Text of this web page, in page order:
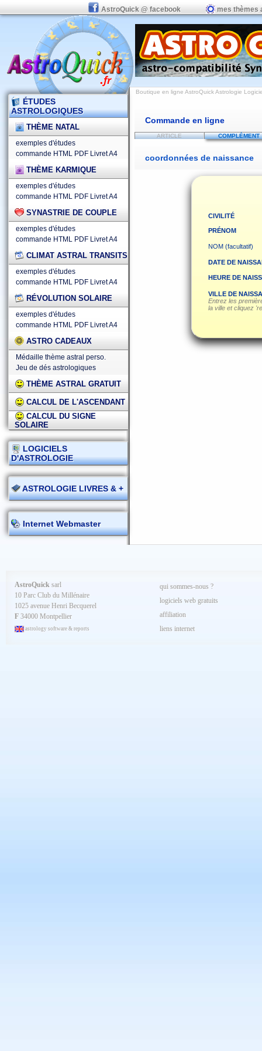
AstroQuick @ facebook mes thèmes
ÉTUDES
ASTROLOGIQUES
THÈME NATAL
exemples d'études
commande HTML PDF Livret A4
THÈME KARMIQUE
exemples d'études
commande HTML PDF Livret A4
SYNASTRIE DE COUPLE
exemples d'études
commande HTML PDF Livret A4
CLIMAT ASTRAL TRANSITS
exemples d'études
commande HTML PDF Livret A4
RÉVOLUTION SOLAIRE
exemples d'études
commande HTML PDF Livret A4
ASTRO CADEAUX
Médaille thème astral perso.
Jeu de dés astrologiques
THÈME ASTRAL GRATUIT
CALCUL DE L'ASCENDANT
CALCUL DU SIGNE
SOLAIRE
LOGICIELS
D'ASTROLOGIE
ASTROLOGIE LIVRES & +
Internet Webmaster
Boutique en ligne AstroQuick Astrologie
Commande en ligne
ARTICLE COMPLÉMENT
coordonnées de naissance
CIVILITÉ
PRÉNOM
NOM (facultatif)
DATE DE
HEURE DE
VILLE DE
Entrez les
la ville et cliquez
AstroQuick sarl
10 Parc Club du Millénaire
1025 avenue Henri Becquerel
F 34000 Montpellier
astrology software & reports
qui sommes-nous ?
logiciels web gratuits
affiliation
liens internet